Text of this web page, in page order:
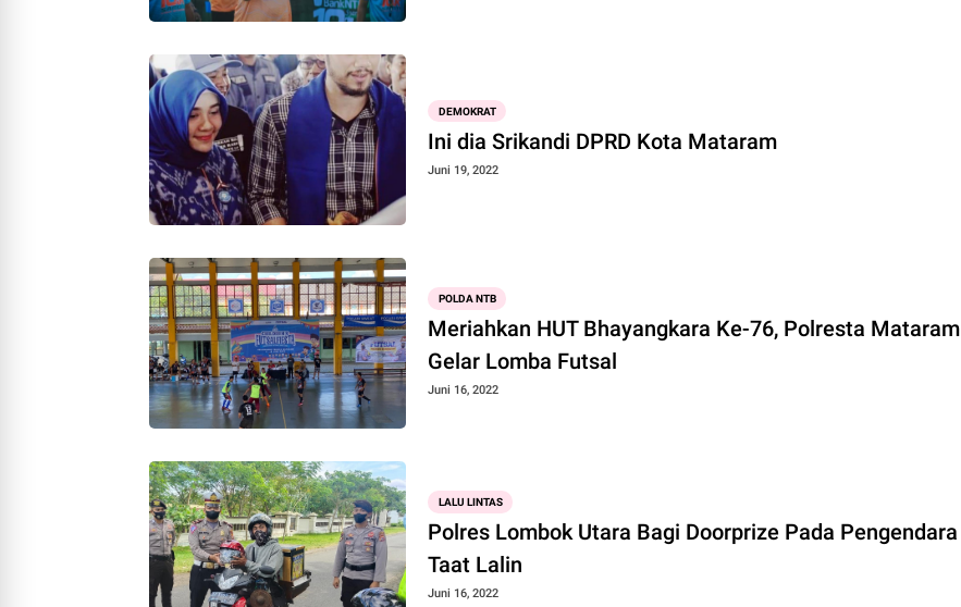
DEMOKRAT
Ini dia Srikandi DPRD Kota Mataram
Juni 19, 2022
POLDA NTB
Meriahkan HUT Bhayangkara Ke-76, Polresta Mataram
Gelar Lomba Futsal
Juni 16, 2022
LALU LINTAS
Polres Lombok Utara Bagi Doorprize Pada Pengendara
Taat Lalin
Juni 16, 2022